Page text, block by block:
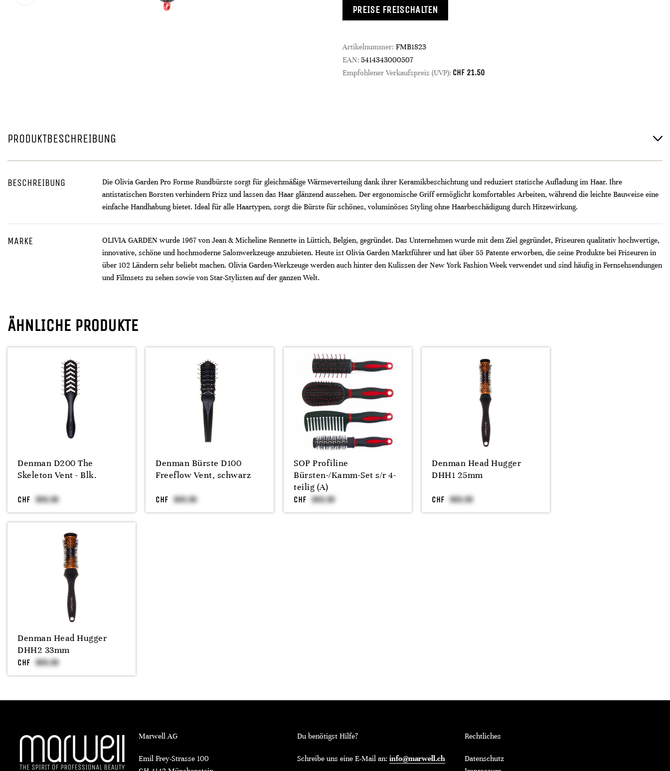
PREISE FREISCHALTEN
Artikelnummer: FMB1823
EAN: 5414343000507
Empfohlener Verkaufspreis (UVP): CHF 21.50
PRODUKTBESCHREIBUNG
BESCHREIBUNG
Die Olivia Garden Pro Forme Rundbürste sorgt für gleichmäßige Wärmeverteilung dank ihrer Keramikbeschichtung und reduziert statische Aufladung im Haar. Ihre
antistatischen Borsten verhindern Frizz und lassen das Haar glänzend aussehen. Der ergonomische Griff ermöglicht komfortables Arbeiten, während die leichte Bauweise eine
einfache Handhabung bietet. Ideal für alle Haartypen, sorgt die Bürste für schönes, voluminöses Styling ohne Haarbeschädigung durch Hitzewirkung.
MARKE
OLIVIA GARDEN wurde 1967 von Jean & Micheline Rennette in Lüttich, Belgien, gegründet. Das Unternehmen wurde mit dem Ziel gegründet, Friseuren qualitativ hochwertige,
innovative, schöne und hochmoderne Salonwerkzeuge anzubieten. Heute ist Olivia Garden Marktführer und hat über 55 Patente erworben, die seine Produkte bei Friseuren in
über 102 Ländern sehr beliebt machen. Olivia Garden-Werkzeuge werden auch hinter den Kulissen der New York Fashion Week verwendet und sind häufig in Fernsehsendungen
und Filmsets zu sehen sowie von Star-Stylisten auf der ganzen Welt.
ÄHNLICHE PRODUKTE
Denman D200 The
Skeleton Vent - Blk.
CHF
Denman Bürste D100
Freeflow Vent, schwarz
CHF
SOP Profiline
Bürsten-/Kamm-Set s/r 4-
teilig (A)
CHF
Denman Head Hugger
DHH1 25mm
CHF
Denman Head Hugger
DHH2 33mm
CHF
Marwell AG
Emil Frey-Strasse 100
Du benötigst Hilfe?
Schreibe uns eine E-Mail an: info@marwell.ch
Rechtliches
Datenschutz